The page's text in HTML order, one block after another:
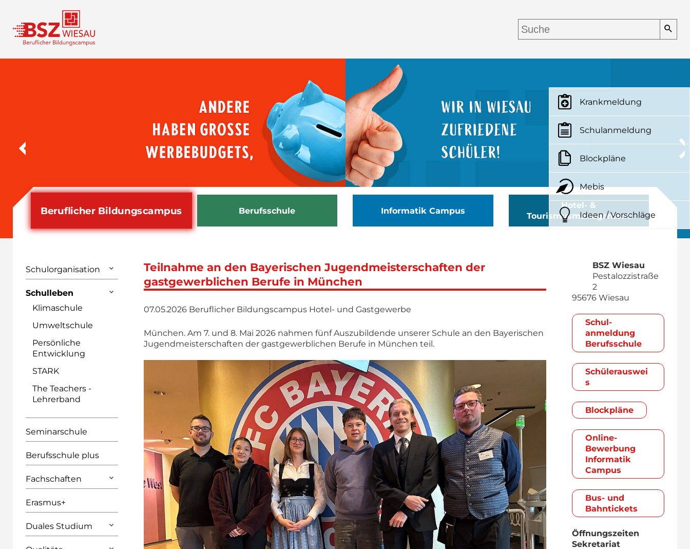
Beruflicher Bildungs­campus Berufsschule Informatik Campus
Hotel- &
Tourismusmanagement
Krankmeldung
Schulanmeldung
Blockpläne
Mebis
Ideen / Vorschläge
Schulorganisation
Schulleben
Klimaschule
Umweltschule
Persönliche
Entwicklung
STARK
The Teachers -
Lehrerband
Seminarschule
Berufsschule plus
Fachschaften
Erasmus+
Duales Studium
Teilnahme an den Bayerischen Jugendmeisterschaften der
gastgewerblichen Berufe in München
07.05.2026 Beruflicher Bildungs­campus Hotel- und Gastgewerbe
München. Am 7. und 8. Mai 2026 nahmen fünf Auszubildende unserer Schule an den Bayerischen
Jugendmeisterschaften der gastgewerblichen Berufe in München teil.
BSZ Wiesau
Pestalozzistraße
2
95676 Wiesau
Schul­
anmeldung
Berufsschule
Schülerauswei
s
Blockpläne
Online-
Bewerbung
Informatik
Campus
Bus- und
Bahntickets
Öffnungszeiten
Sekretariat